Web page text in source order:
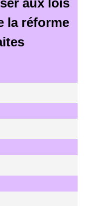
aux lois
la réforme